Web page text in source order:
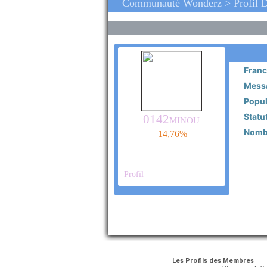
Communauté Wonderz > Profil
0142minou
14,76%
Profil
Les Profils des Membres